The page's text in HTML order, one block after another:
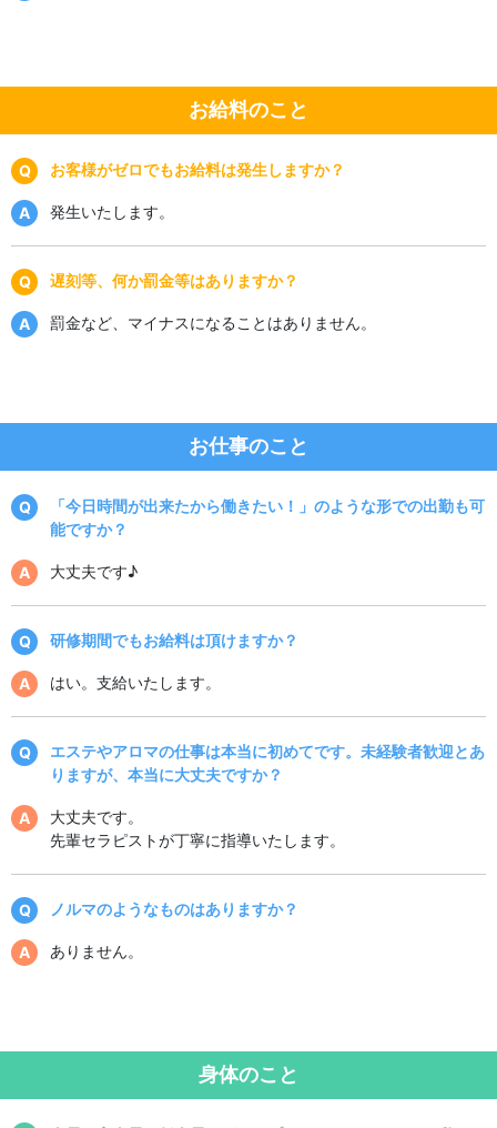
お給料のこと
お客様がゼロでもお給料は発生しますか？
発生いたします。
遅刻等、何か罰金等はありますか？
罰金など、マイナスになることはありません。
お仕事のこと
「今日時間が出来たから働きたい！」のような形での出勤も可
能ですか？
大丈夫です♪
研修期間でもお給料は頂けますか？
はい。支給いたします。
エステやアロマの仕事は本当に初めてです。未経験者歓迎とあ
りますが、本当に大丈夫ですか？
大丈夫です。
先輩セラピストが丁寧に指導いたします。
ノルマのようなものはありますか？
ありません。
身体のこと